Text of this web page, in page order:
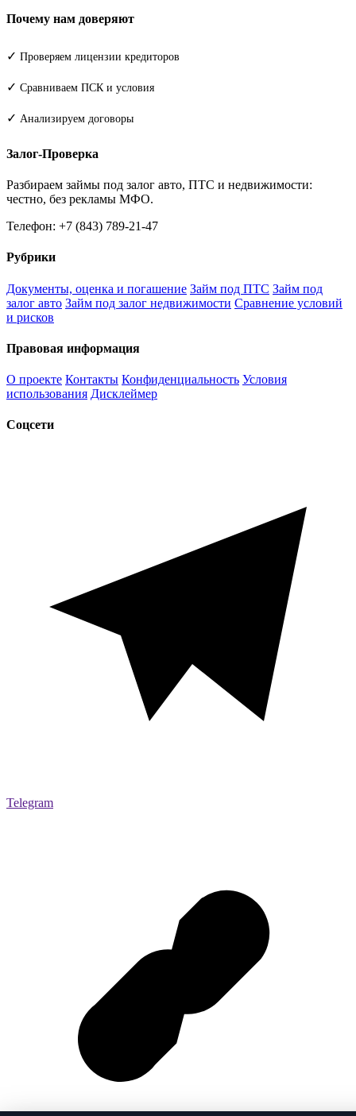
Почему нам доверяют
✓ Проверяем лицензии кредиторов
✓ Сравниваем ПСК и условия
✓ Анализируем договоры
Залог-Проверка
Разбираем займы под залог авто, ПТС и недвижимости:
честно, без рекламы МФО.
Телефон: +7 (843) 789-21-47
Рубрики
Документы, оценка и погашение Займ под ПТС Займ под
залог авто Займ под залог недвижимости Сравнение условий
и рисков
Правовая информация
О проекте Контакты Конфиденциальность Условия
использования Дисклеймер
Соцсети
Telegram